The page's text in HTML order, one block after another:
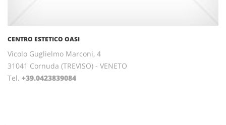
CENTRO ESTETICO OASI
Vicolo Guglielmo Marconi, 4
31041 Cornuda (TREVISO) - VENETO
Tel. +39.0423839084